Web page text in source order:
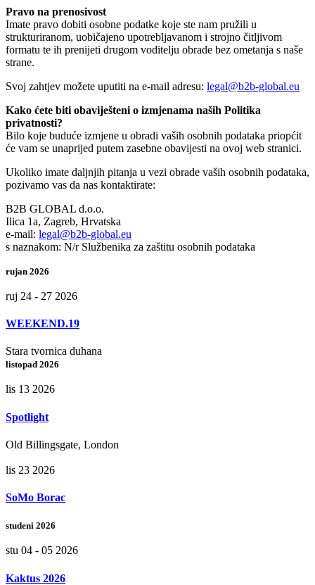
Pravo na prenosivost
Imate pravo dobiti osobne podatke koje ste nam pružili u
strukturiranom, uobičajeno upotrebljavanom i strojno čitljivom
formatu te ih prenijeti drugom voditelju obrade bez ometanja s naše
strane.
Svoj zahtjev možete uputiti na e-mail adresu: legal@b2b-global.eu
Kako ćete biti obaviješteni o izmjenama naših Politika
privatnosti?
Bilo koje buduće izmjene u obradi vaših osobnih podataka priopćit
će vam se unaprijed putem zasebne obavijesti na ovoj web stranici.
Ukoliko imate daljnjih pitanja u vezi obrade vaših osobnih podataka,
pozivamo vas da nas kontaktirate:
B2B GLOBAL d.o.o.
Ilica 1a, Zagreb, Hrvatska
e-mail: legal@b2b-global.eu
s naznakom: N/r Službenika za zaštitu osobnih podataka
rujan 2026
ruj 24 - 27 2026
WEEKEND.19
Stara tvornica duhana
listopad 2026
lis 13 2026
Spotlight
Old Billingsgate, London
lis 23 2026
SoMo Borac
studeni 2026
stu 04 - 05 2026
Kaktus 2026